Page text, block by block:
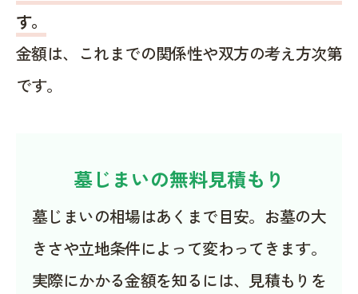
す。
金額は、これまでの関係性や双方の考え方次第
です。
墓じまいの無料見積もり
墓じまいの相場はあくまで目安。お墓の大
きさや立地条件によって変わってきます。
実際にかかる金額を知るには、見積もりを